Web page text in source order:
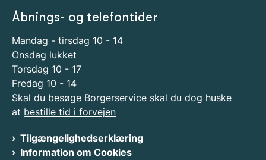
Åbnings- og telefontider
Mandag - tirsdag 10 - 14
Onsdag lukket
Torsdag 10 - 17
Fredag 10 - 14
Skal du besøge Borgerservice skal du dog huske
at bestille tid i forvejen
Tilgængelighedserklæring
Information om Cookies